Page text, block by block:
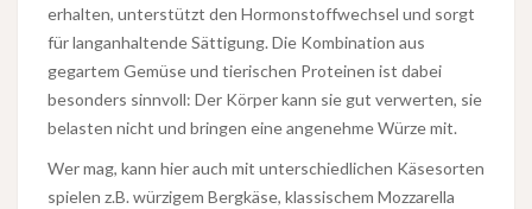
erhalten, unterstützt den Hormonstoffwechsel und sorgt
für langanhaltende Sättigung. Die Kombination aus
gegartem Gemüse und tierischen Proteinen ist dabei
besonders sinnvoll: Der Körper kann sie gut verwerten, sie
belasten nicht und bringen eine angenehme Würze mit.
Wer mag, kann hier auch mit unterschiedlichen Käsesorten
spielen z.B. würzigem Bergkäse, klassischem Mozzarella